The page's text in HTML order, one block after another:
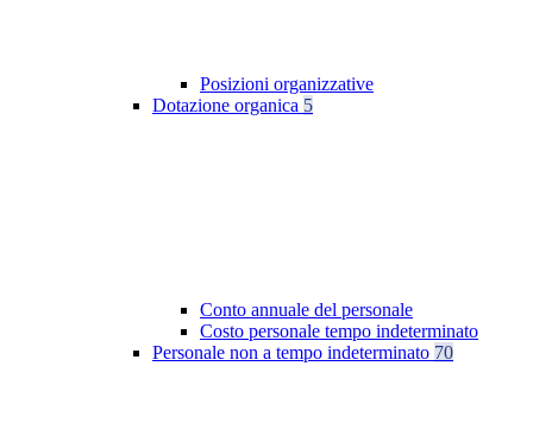
Posizioni organizzative
Dotazione organica 5
Conto annuale del personale
Costo personale tempo indeterminato
Personale non a tempo indeterminato 70